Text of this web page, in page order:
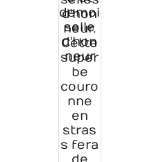
demoi
selle
d'hon
neur
d'hon
neur.
Cette
super
be
couro
nne
en
stras
s fera